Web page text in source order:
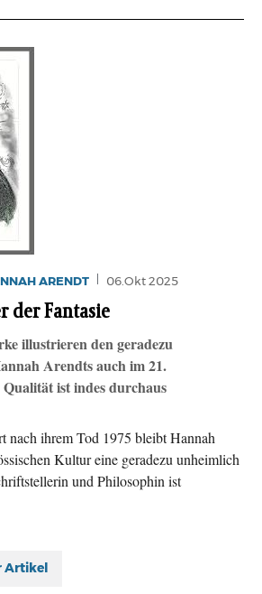
ARENDT 06.Okt 2025
der Fantasie
illustrieren den geradezu
Arendts auch im 21.
ist indes durchaus
nach ihrem Tod 1975 bleibt Hannah
Kultur eine geradezu unheimlich
und Philosophin ist
Artikel